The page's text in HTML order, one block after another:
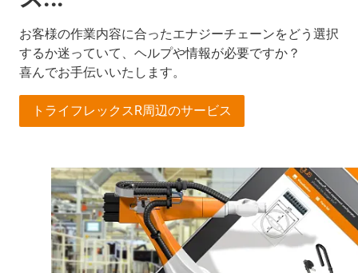
お客様の作業内容に合ったエナジーチェーンをどう選択
するか迷っていて、ヘルプや情報が必要ですか？
喜んでお手伝いいたします。
トライフレックスR周辺のサービス